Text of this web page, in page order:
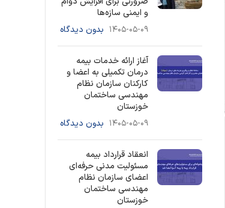
و ایمنی سازه‌ها
۱۴۰۵-۰۵-۰۹ بدون دیدگاه
آغاز ارائه خدمات بیمه
درمان تکمیلی به اعضا و
کارکنان سازمان نظام
مهندسی ساختمان
خوزستان
۱۴۰۵-۰۵-۰۹ بدون دیدگاه
انعقاد قرارداد بیمه
مسئولیت مدنی حرفه‌ای
اعضای سازمان نظام
مهندسی ساختمان
خوزستان